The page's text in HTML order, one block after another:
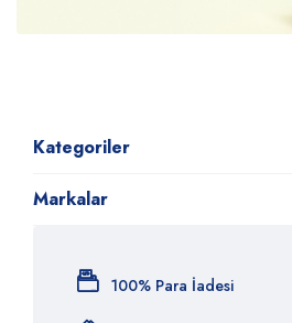
Kategoriler
Markalar
100% Para İadesi